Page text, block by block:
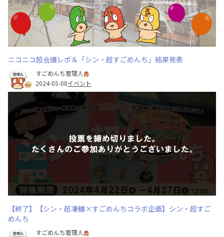
ニコニコ超会議レポ＆「シン・超すごめんち」結果発表
すごめんち管理人
2024-05-08イベント
【終了】【シン・超凄麺×すごめんちコラボ企画】シン・超すご
めんち
すごめんち管理人